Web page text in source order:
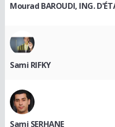
Mourad BAROUDI, ING.
Sami RIFKY
Sami SERHANE